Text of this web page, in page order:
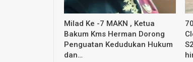
Milad Ke -7 MAKN , Ketua
Bakum Kms Herman Dorong
Penguatan Kedudukan Hukum
dan…